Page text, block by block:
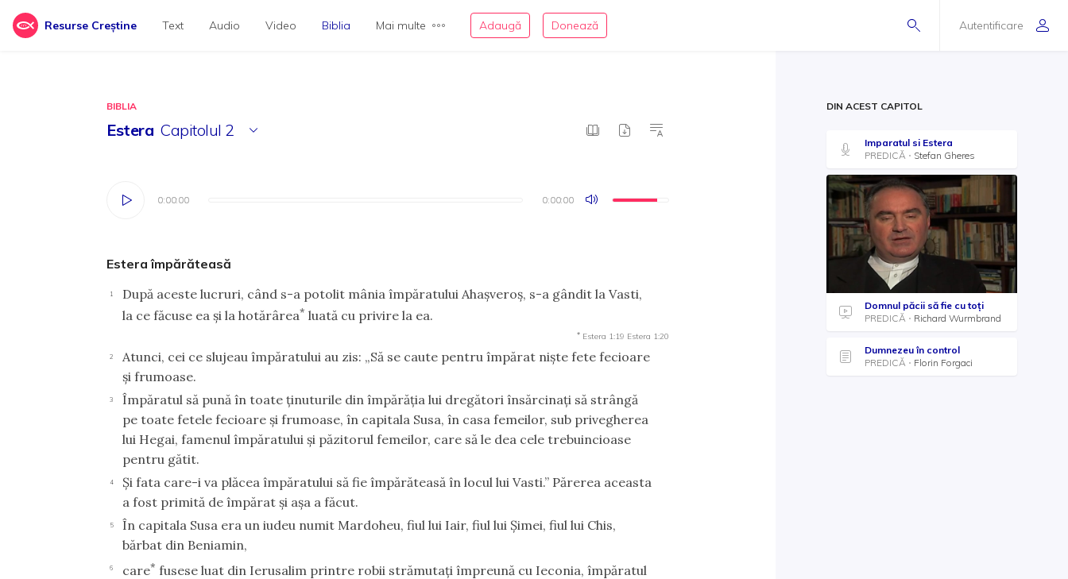
Resurse Creștine Autentificare
Text Audio Video Biblia Mai multe Adaugă Donează
BIBLIA
Estera Capitolul 2
0:00:00 0:00:00
0:00:00 0:00:00
Estera împărăteasă
1
După aceste lucruri, când s-a potolit mânia împăratului Ahaşveroş, s-a gândit la Vasti,
la ce făcuse ea şi la hotărârea* luată cu privire la ea.
* Estera 1:19 Estera 1:20
2
Atunci, cei ce slujeau împăratului au zis: „Să se caute pentru împărat nişte fete fecioare
şi frumoase.
3
Împăratul să pună în toate ţinuturile din împărăţia lui dregători însărcinaţi să strângă
pe toate fetele fecioare şi frumoase, în capitala Susa, în casa femeilor, sub privegherea
lui Hegai, famenul împăratului şi păzitorul femeilor, care să le dea cele trebuincioase
pentru gătit.
4
Şi fata care-i va plăcea împăratului să fie împărăteasă în locul lui Vasti.” Părerea aceasta
a fost primită de împărat şi aşa a făcut.
5
În capitala Susa era un iudeu numit Mardoheu, fiul lui Iair, fiul lui Şimei, fiul lui Chis,
bărbat din Beniamin,
6 care* fusese luat din Ierusalim printre robii strămutaţi împreună cu Ieconia, împăratul
DIN ACEST CAPITOL
Imparatul si Estera
PREDICĂ
Stefan Gheres
Domnul păcii să fie cu toți
PREDICĂ
Richard Wurmbrand
Dumnezeu în control
PREDICĂ
Florin Forgaci